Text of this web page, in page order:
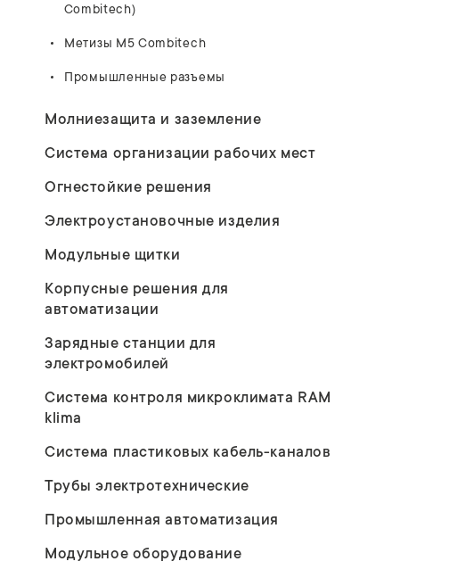
Combitech)
Метизы M5 Combitech
Промышленные разъемы
Молниезащита и заземление
Система организации рабочих мест
Огнестойкие решения
Электроустановочные изделия
Модульные щитки
Корпусные решения для
автоматизации
Зарядные станции для
электромобилей
Система контроля микроклимата RAM
klima
Система пластиковых кабель-каналов
Трубы электротехнические
Промышленная автоматизация
Модульное оборудование